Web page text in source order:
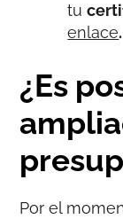
tu
enlace.
¿Es
Por el